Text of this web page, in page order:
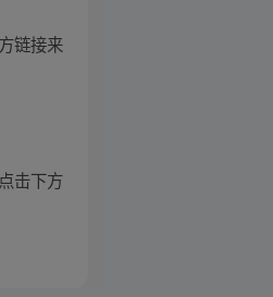
链接来
击下方